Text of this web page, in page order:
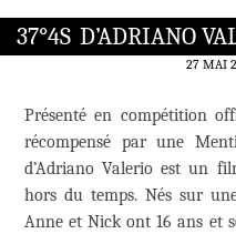
37°4S D’ADRIANO
27 MAI
Présenté en compétition
récompensé par une
d’Adriano Valerio est un
hors du temps. Nés sur
Anne et Nick ont 16 ans et